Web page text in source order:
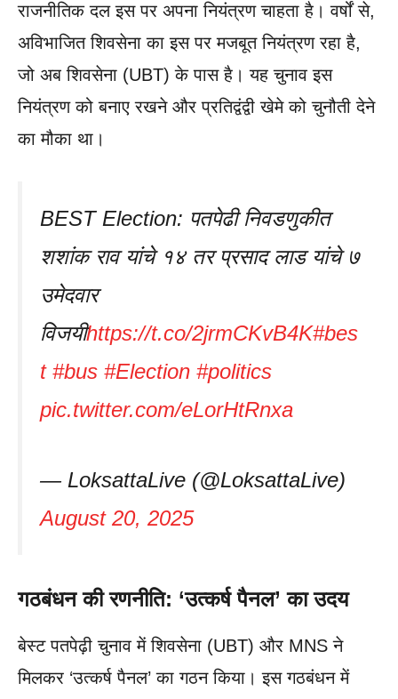
राजनीतिक दल इस पर अपना नियंत्रण चाहता है। वर्षों से,
अविभाजित शिवसेना का इस पर मजबूत नियंत्रण रहा है,
जो अब शिवसेना (UBT) के पास है। यह चुनाव इस
नियंत्रण को बनाए रखने और प्रतिद्वंद्वी खेमे को चुनौती देने
का मौका था।
BEST Election: पतपेढी निवडणुकीत
शशांक राव यांचे १४ तर प्रसाद लाड यांचे ७
उमेदवार
विजयीhttps://t.co/2jrmCKvB4K#bes
t #bus #Election #politics
pic.twitter.com/eLorHtRnxa
— LoksattaLive (@LoksattaLive)
August 20, 2025
गठबंधन की रणनीति: ‘उत्कर्ष पैनल’ का उदय
बेस्ट पतपेढ़ी चुनाव में शिवसेना (UBT) और MNS ने
मिलकर ‘उत्कर्ष पैनल’ का गठन किया। इस गठबंधन में